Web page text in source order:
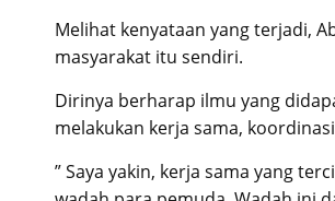
Melihat kenyataan yang terjadi,
masyarakat itu sendiri.
Dirinya berharap ilmu yang
melakukan kerja sama,
” Saya yakin, kerja sama yang